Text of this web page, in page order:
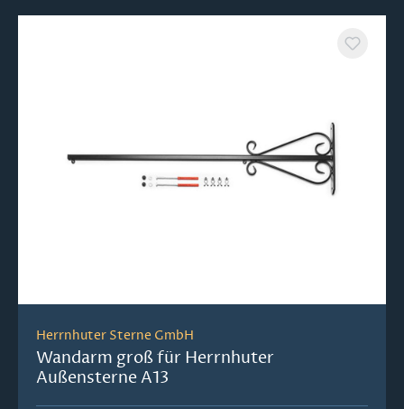
Herrnhuter Sterne GmbH
Wandarm groß für Herrnhuter
Außensterne A13